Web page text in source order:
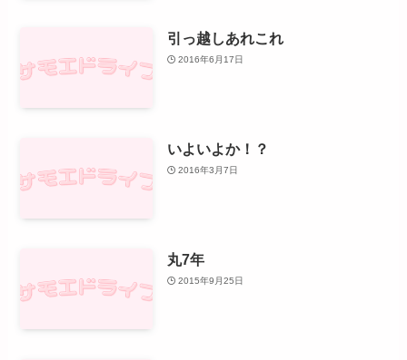
引っ越しあれこれ
2016年6月17日
いよいよか！？
2016年3月7日
丸7年
2015年9月25日